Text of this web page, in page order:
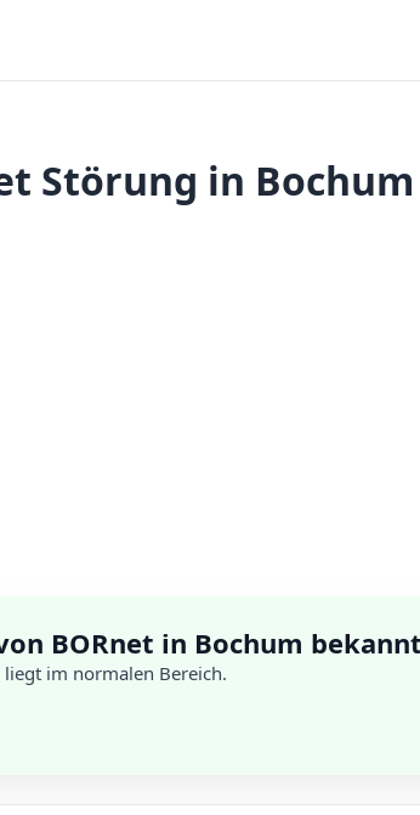
Störung in Bochum
BORnet in Bochum bekannt
im normalen Bereich.